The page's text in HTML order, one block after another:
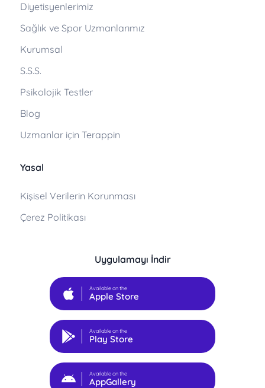
Diyetisyenlerimiz
Sağlık ve Spor Uzmanlarımız
Kurumsal
S.S.S.
Psikolojik Testler
Blog
Uzmanlar için Terappin
Yasal
Kişisel Verilerin Korunması
Çerez Politikası
Uygulamayı İndir
Available on the
Apple Store
Available on the
Play Store
Available on the
AppGallery